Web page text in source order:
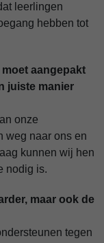
leerlingen
hebben tot
aangepakt
juiste manier
onze
weg naar ons en
kunnen wij hen
nodig is.
maar ook de
tegen